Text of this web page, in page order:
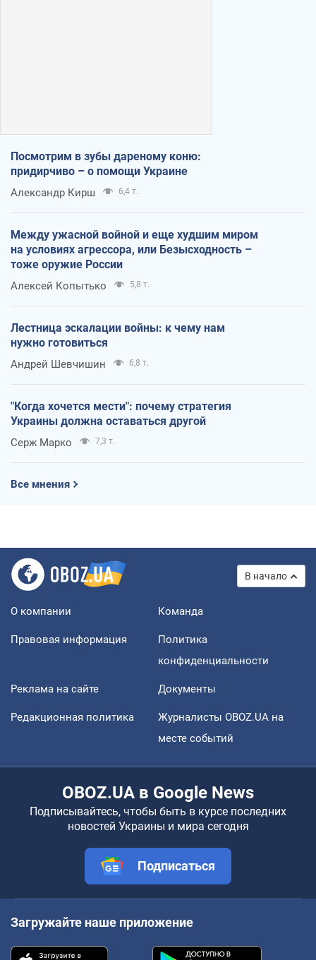
Посмотрим в зубы дареному коню:
придирчиво – о помощи Украине
Александр Кирш 6,4 т.
Между ужасной войной и еще худшим миром
на условиях агрессора, или Безысходность –
тоже оружие России
Алексей Копытько 5,8 т.
Лестница эскалации войны: к чему нам
нужно готовиться
Андрей Шевчишин 6,8 т.
"Когда хочется мести": почему стратегия
Украины должна оставаться другой
Серж Марко 7,3 т.
Все мнения
В начало
О компании Команда
Правовая информация
Политика
конфиденциальности
Реклама на сайте Документы
Редакционная политика
Журналисты OBOZ.UA на
месте событий
OBOZ.UA в Google News
Подписывайтесь, чтобы быть в курсе последних
новостей Украины и мира сегодня
Подписаться
Загружайте наше приложение